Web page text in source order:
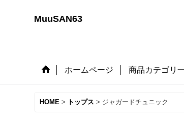
MuuSAN63
ホームページ 商品カテゴリ
HOME > トップス > ジャガードチュニック